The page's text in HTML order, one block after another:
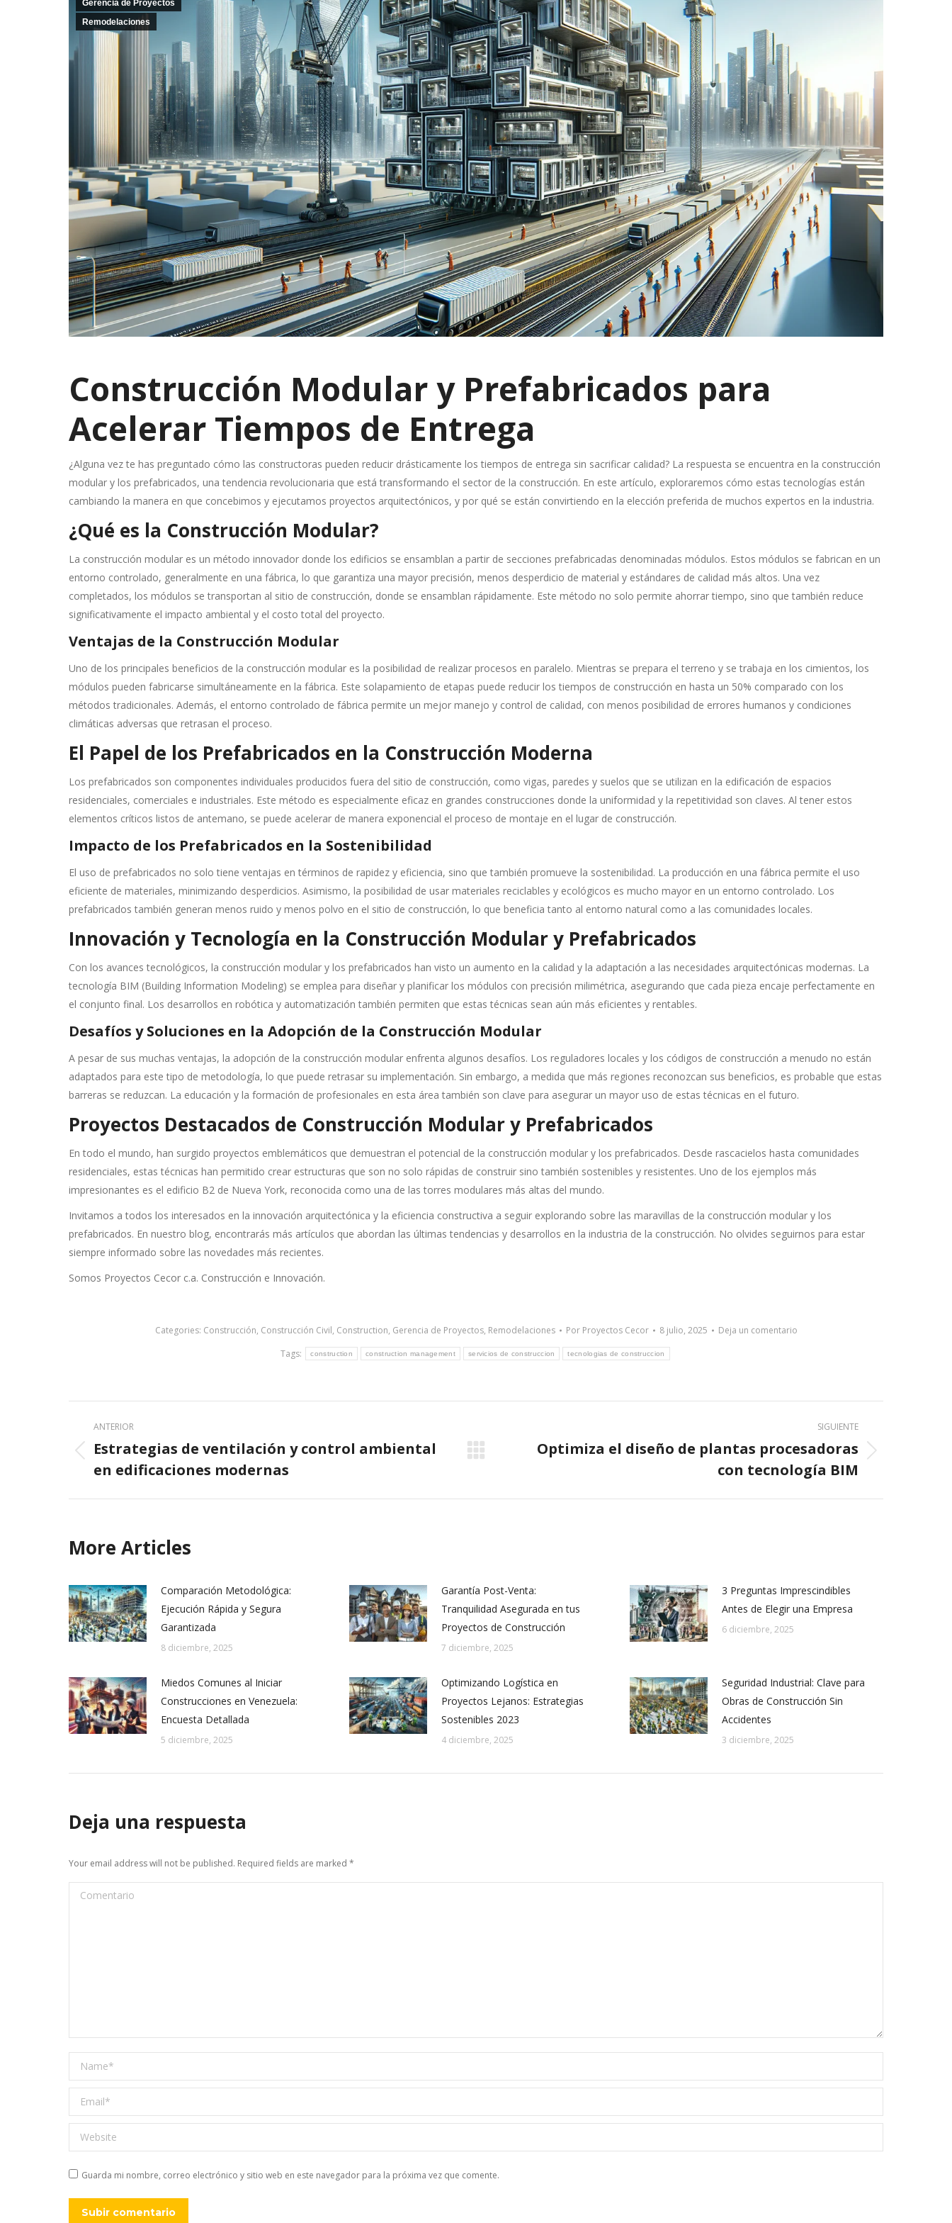
Gerencia de Proyectos
Remodelaciones
Construcción Modular y Prefabricados para
Acelerar Tiempos de Entrega
¿Alguna vez te has preguntado cómo las constructoras pueden reducir drásticamente los tiempos de entrega sin sacrificar calidad? La respuesta se encuentra en la construcción
modular y los prefabricados, una tendencia revolucionaria que está transformando el sector de la construcción. En este artículo, exploraremos cómo estas tecnologías están
cambiando la manera en que concebimos y ejecutamos proyectos arquitectónicos, y por qué se están convirtiendo en la elección preferida de muchos expertos en la industria.
¿Qué es la Construcción Modular?
La construcción modular es un método innovador donde los edificios se ensamblan a partir de secciones prefabricadas denominadas módulos. Estos módulos se fabrican en un
entorno controlado, generalmente en una fábrica, lo que garantiza una mayor precisión, menos desperdicio de material y estándares de calidad más altos. Una vez
completados, los módulos se transportan al sitio de construcción, donde se ensamblan rápidamente. Este método no solo permite ahorrar tiempo, sino que también reduce
significativamente el impacto ambiental y el costo total del proyecto.
Ventajas de la Construcción Modular
Uno de los principales beneficios de la construcción modular es la posibilidad de realizar procesos en paralelo. Mientras se prepara el terreno y se trabaja en los cimientos, los
módulos pueden fabricarse simultáneamente en la fábrica. Este solapamiento de etapas puede reducir los tiempos de construcción en hasta un 50% comparado con los
métodos tradicionales. Además, el entorno controlado de fábrica permite un mejor manejo y control de calidad, con menos posibilidad de errores humanos y condiciones
climáticas adversas que retrasan el proceso.
El Papel de los Prefabricados en la Construcción Moderna
Los prefabricados son componentes individuales producidos fuera del sitio de construcción, como vigas, paredes y suelos que se utilizan en la edificación de espacios
residenciales, comerciales e industriales. Este método es especialmente eficaz en grandes construcciones donde la uniformidad y la repetitividad son claves. Al tener estos
elementos críticos listos de antemano, se puede acelerar de manera exponencial el proceso de montaje en el lugar de construcción.
Impacto de los Prefabricados en la Sostenibilidad
El uso de prefabricados no solo tiene ventajas en términos de rapidez y eficiencia, sino que también promueve la sostenibilidad. La producción en una fábrica permite el uso
eficiente de materiales, minimizando desperdicios. Asimismo, la posibilidad de usar materiales reciclables y ecológicos es mucho mayor en un entorno controlado. Los
prefabricados también generan menos ruido y menos polvo en el sitio de construcción, lo que beneficia tanto al entorno natural como a las comunidades locales.
Innovación y Tecnología en la Construcción Modular y Prefabricados
Con los avances tecnológicos, la construcción modular y los prefabricados han visto un aumento en la calidad y la adaptación a las necesidades arquitectónicas modernas. La
tecnología BIM (Building Information Modeling) se emplea para diseñar y planificar los módulos con precisión milimétrica, asegurando que cada pieza encaje perfectamente en
el conjunto final. Los desarrollos en robótica y automatización también permiten que estas técnicas sean aún más eficientes y rentables.
Desafíos y Soluciones en la Adopción de la Construcción Modular
A pesar de sus muchas ventajas, la adopción de la construcción modular enfrenta algunos desafíos. Los reguladores locales y los códigos de construcción a menudo no están
adaptados para este tipo de metodología, lo que puede retrasar su implementación. Sin embargo, a medida que más regiones reconozcan sus beneficios, es probable que estas
barreras se reduzcan. La educación y la formación de profesionales en esta área también son clave para asegurar un mayor uso de estas técnicas en el futuro.
Proyectos Destacados de Construcción Modular y Prefabricados
En todo el mundo, han surgido proyectos emblemáticos que demuestran el potencial de la construcción modular y los prefabricados. Desde rascacielos hasta comunidades
residenciales, estas técnicas han permitido crear estructuras que son no solo rápidas de construir sino también sostenibles y resistentes. Uno de los ejemplos más
impresionantes es el edificio B2 de Nueva York, reconocida como una de las torres modulares más altas del mundo.
Invitamos a todos los interesados en la innovación arquitectónica y la eficiencia constructiva a seguir explorando sobre las maravillas de la construcción modular y los
prefabricados. En nuestro blog, encontrarás más artículos que abordan las últimas tendencias y desarrollos en la industria de la construcción. No olvides seguirnos para estar
siempre informado sobre las novedades más recientes.
Somos Proyectos Cecor c.a. Construcción e Innovación.
Categories: Construcción, Construcción Civil, Construction, Gerencia de Proyectos, Remodelaciones Por Proyectos Cecor 8 julio, 2025
Deja un comentario
Tags:
construction construction management servicios de construccion tecnologias de construccion
navigation
ANTERIOR
Previous
post:
Estrategias de ventilación y control ambiental
en edificaciones modernas
SIGUIENTE
Optimiza el diseño de plantas procesadoras
con tecnología BIM
More Articles
Comparación Metodológica:
Ejecución Rápida y Segura
Garantizada
8 diciembre, 2025
Garantía Post-Venta:
Tranquilidad Asegurada en tus
Proyectos de Construcción
7 diciembre, 2025
3 Preguntas Imprescindibles
Antes de Elegir una Empresa
6 diciembre, 2025
Miedos Comunes al Iniciar
Construcciones en Venezuela:
Encuesta Detallada
5 diciembre, 2025
Optimizando Logística en
Proyectos Lejanos: Estrategias
Sostenibles 2023
4 diciembre, 2025
Seguridad Industrial: Clave para
Obras de Construcción Sin
Accidentes
3 diciembre, 2025
Deja una respuesta
Your email address will not be published. Required fields are marked *
Comentario
Name *
Email *
Website
Guarda mi nombre, correo electrónico y sitio web en este navegador para la próxima vez que comente.
Subir comentario